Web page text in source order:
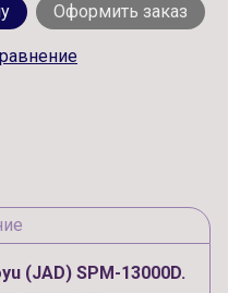
Оформить заказ
(JAD) SPM-13000D.